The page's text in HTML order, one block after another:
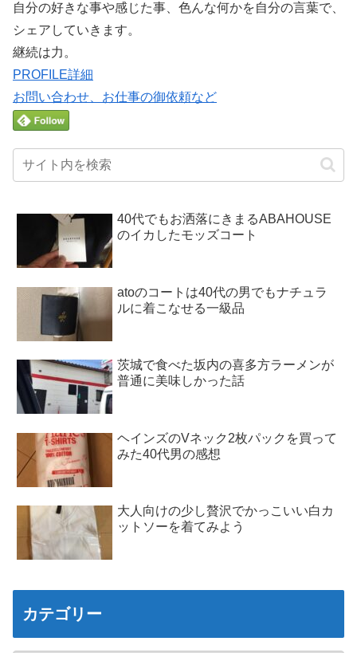
自分の好きな事や感じた事、色んな何かを自分の言葉で、
シェアしていきます。
継続は力。
PROFILE詳細
お問い合わせ、お仕事の御依頼など
40代でもお洒落にきまるABAHOUSE
のイカしたモッズコート
atoのコートは40代の男でもナチュラ
ルに着こなせる一級品
茨城で食べた坂内の喜多方ラーメンが
普通に美味しかった話
ヘインズのVネック2枚パックを買って
みた40代男の感想
大人向けの少し贅沢でかっこいい白カ
ットソーを着てみよう
カテゴリー